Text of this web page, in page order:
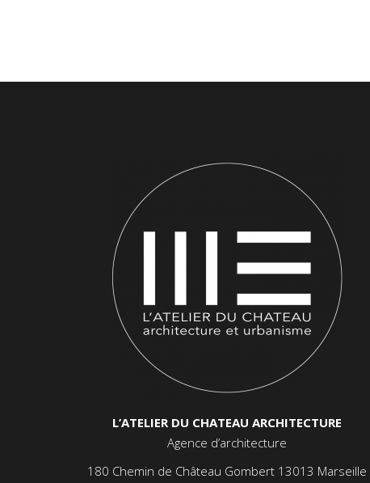
L’ATELIER DU CHATEAU ARCHITECTURE
Agence d’architecture
180 Chemin de Château Gombert 13013 Marseille